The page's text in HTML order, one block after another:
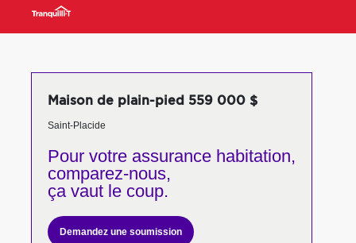
Maison de plain-pied 559 000 $
Saint-Placide
Pour votreassurance habitation,
comparez-nous,
ça vaut le coup.
Demandez une soumission